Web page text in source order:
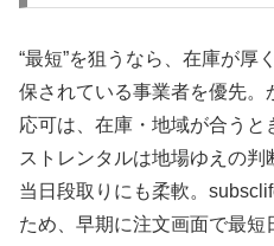
“最短”を狙うなら、在庫が厚
保されている事業者を優先
応可は、在庫・地域が合う
ストレンタルは地場ゆえの
当日段取りにも柔軟。
ため、早期に注文画面で最短